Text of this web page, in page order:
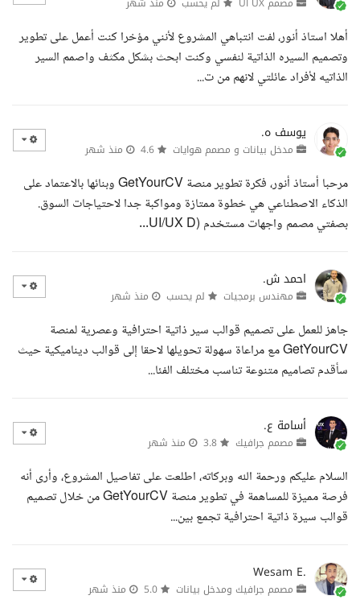
أهلا استاذ أنور، لفت انتباهي المشروع لأنني مؤخرا كنت أعمل على تطوير
وتصميم السيره الذاتية لنفسي وكنت ابحث بشكل مكثف واصمم السير
الذاتيه لأفراد عائلتي لانهم من ت...
يوسف ه.
مدخل بيانات و مصمم هوايات منذ شهر
مرحبا أستاذ أنور، فكرة تطوير منصة GetYourCV وبنائها بالاعتماد على
الذكاء الاصطناعي هي خطوة ممتازة ومواكبة جدا لاحتياجات السوق.
بصفتي مصمم واجهات مستخدم (UI/UX D...
احمد ش.
مهندس برمجيات لم يحسب منذ شهر
جاهز للعمل على تصميم قوالب سير ذاتية احترافية وعصرية لمنصة
GetYourCV مع مراعاة سهولة تحويلها لاحقا إلى قوالب ديناميكية حيث
سأقدم تصاميم متنوعة تناسب مختلف الفئا...
أسامة ع.
مصمم جرافيك منذ شهر
السلام عليكم ورحمة الله وبركاته، اطلعت على تفاصيل المشروع، وأرى أنه
فرصة مميزة للمساهمة في تطوير منصة GetYourCV من خلال تصميم
قوالب سيرة ذاتية احترافية تجمع بين...
Wesam E.
مصمم جرافيك ومدخل بيانات منذ شهر